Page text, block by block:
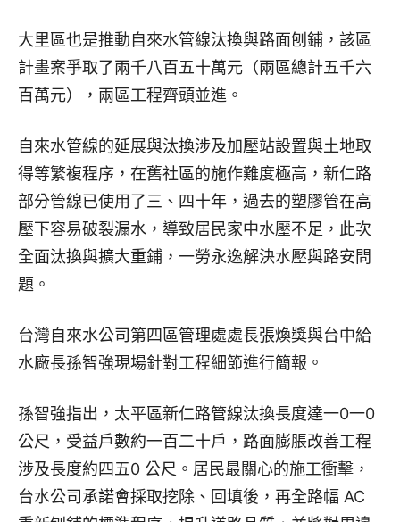
大里區也是推動自來水管線汰換與路面刨鋪，該區
計畫案爭取了兩千八百五十萬元（兩區總計五千六
百萬元），兩區工程齊頭並進。
自來水管線的延展與汰換涉及加壓站設置與土地取
得等繁複程序，在舊社區的施作難度極高，新仁路
部分管線已使用了三、四十年，過去的塑膠管在高
壓下容易破裂漏水，導致居民家中水壓不足，此次
全面汰換與擴大重鋪，一勞永逸解決水壓與路安問
題。
台灣自來水公司第四區管理處處長張煥獎與台中給
水廠長孫智強現場針對工程細節進行簡報。
孫智強指出，太平區新仁路管線汰換長度達一0一0
公尺，受益戶數約一百二十戶，路面膨脹改善工程
涉及長度約四五0 公尺。居民最關心的施工衝擊，
台水公司承諾會採取挖除、回填後，再全路幅 AC